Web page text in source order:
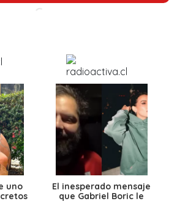
uno
El inesperado mensaje
que Gabriel Boric le